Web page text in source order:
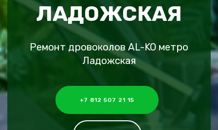
ЛАДОЖСКАЯ
Ремонт дровоколов AL-KO метро
Ладожская
+7 812 507 21 15